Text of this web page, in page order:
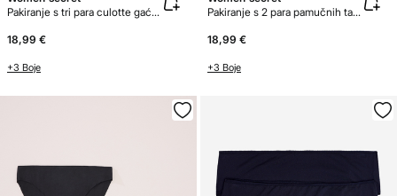
Pakiranje s tri para culotte gaćica od mikrofibre
18,99 €
+3 Boje
Pakiranje s 2 para pamučnih tanga gaćica bez šavova
18,99 €
+3 Boje